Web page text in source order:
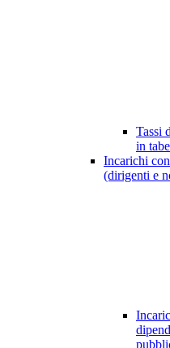
Tassi
in
Incarichi
(dirigenti e